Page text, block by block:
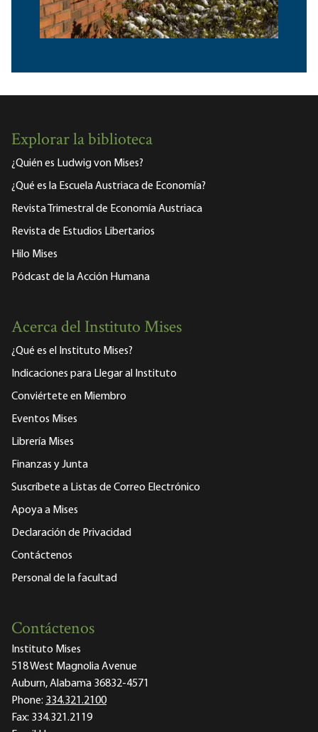
Explorar la biblioteca
¿Quién es Ludwig von Mises?
¿Qué es la Escuela Austriaca de Economía?
Revista Trimestral de Economía Austriaca
Revista de Estudios Libertarios
Hilo Mises
Pódcast de la Acción Humana
Acerca del Instituto Mises
¿Qué es el Instituto Mises?
Indicaciones para Llegar al Instituto
Conviértete en Miembro
Eventos Mises
Librería Mises
Finanzas y Junta
Suscríbete a Listas de Correo Electrónico
Apoya a Mises
Declaración de Privacidad
Contáctenos
Personal de la facultad
Contáctenos
Instituto Mises
518 West Magnolia Avenue
Auburn, Alabama 36832-4571
Phone: 334.321.2100
Fax: 334.321.2119